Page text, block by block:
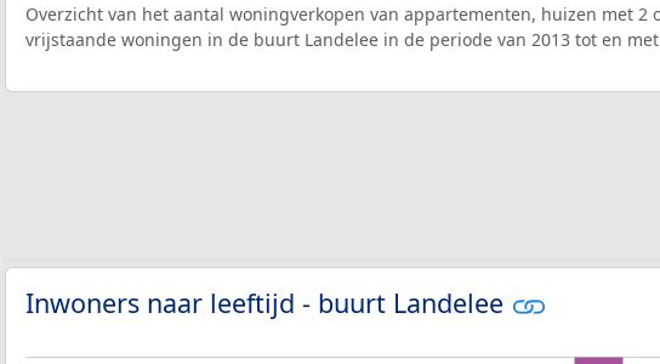
Overzicht van het aantal woningverkopen van appartementen, huizen met 2
vrijstaande woningen in de buurt Landelee in de periode van 2013 tot en met
Inwoners naar leeftijd - buurt Landelee